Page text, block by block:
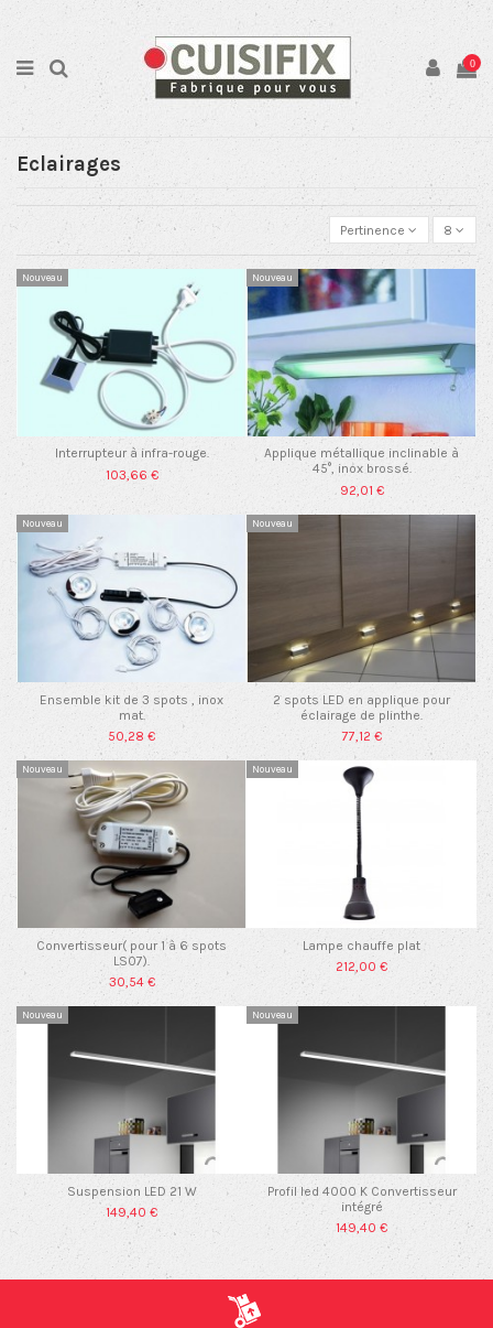
0
Eclairages
Pertinence 8
Nouveau
Interrupteur à infra-rouge.
103,66 €
Nouveau
Applique métallique inclinable à
45°, inox brossé.
92,01 €
Nouveau
Ensemble kit de 3 spots , inox
mat.
50,28 €
Nouveau
2 spots LED en applique pour
éclairage de plinthe.
77,12 €
Nouveau
Convertisseur( pour 1 à 6 spots
LS07).
30,54 €
Nouveau
Lampe chauffe plat
212,00 €
Nouveau
Suspension LED 21 W
149,40 €
Nouveau
Profil led 4000 K Convertisseur
intégré
149,40 €